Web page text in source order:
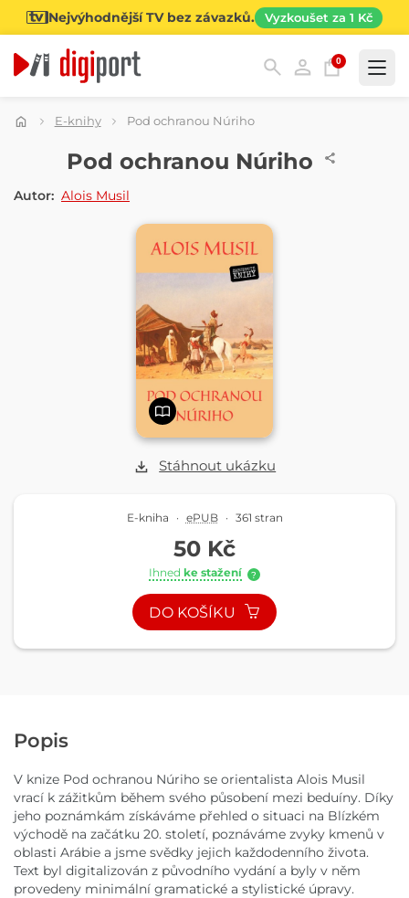
Nejvýhodnější TV bez závazků. Vyzkoušet za 1 Kč
0
Kategorie
E-knihy Pod ochranou Núriho
Stáhnout ukázku
Pod ochranou Núriho
Autor: Alois Musil
E-kniha · ePUB · 361 stran
50 Kč
Ihned ke stažení ?
DO KOŠÍKU
Popis
V knize Pod ochranou Núriho se orientalista Alois Musil
vrací k zážitkům během svého působení mezi beduíny. Díky
jeho poznámkám získáváme přehled o situaci na Blízkém
východě na začátku 20. století, poznáváme zvyky kmenů v
oblasti Arábie a jsme svědky jejich každodenního života.
Text byl digitalizován z původního vydání a byly v něm
provedeny minimální gramatické a stylistické úpravy.